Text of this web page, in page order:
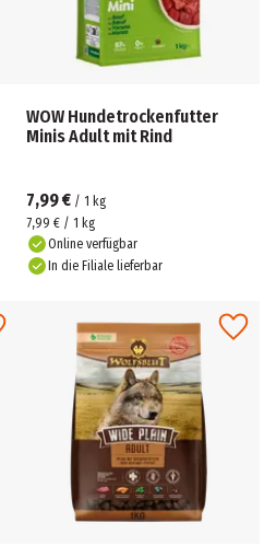
WOW Hundetrockenfutter
Minis Adult mit Rind
7,99 € / 1 kg
7,99 € / 1 kg
Online verfügbar
In die Filiale lieferbar